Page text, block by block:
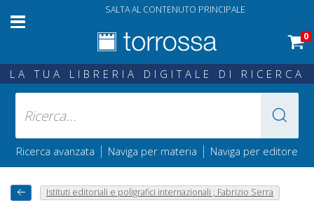
SALTA AL CONTENUTO PRINCIPALE
0
LA TUA LIBRERIA DIGITALE DI RICERCA
Ricerca avanzata | Naviga per materia | Naviga per editore
Istituti editoriali e poligrafici internazionali ; Fabrizio Serra